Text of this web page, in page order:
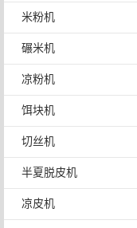
米粉机
碾米机
凉粉机
饵块机
切丝机
半夏脱皮机
凉皮机